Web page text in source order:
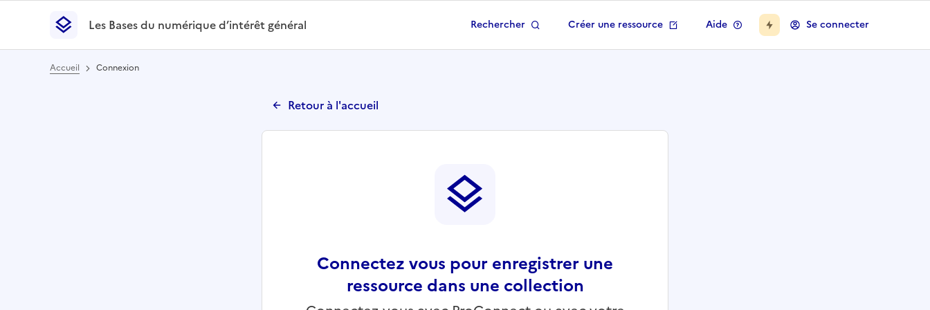
Les Bases du numérique d’intérêt général- Retour à la page d'accueil
Les Bases du numérique d’intérêt général
Rechercher Créer une ressource Aide Se connecter
Accueil Connexion
Retour à l'accueil
Connectez vous pour enregistrer une
ressource dans une collection